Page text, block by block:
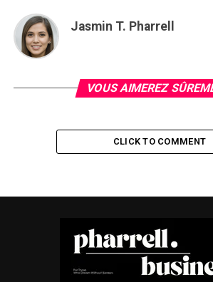
Jasmin T. Pharrell
VOUS AIMEREZ
CLICK TO COMMENT